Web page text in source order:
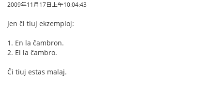
2009年11月17日上午10:04:43
Jen ĉi tiuj ekzemploj:
1. En la ĉambron.
2. El la ĉambro.
Ĉi tiuj estas malaj.